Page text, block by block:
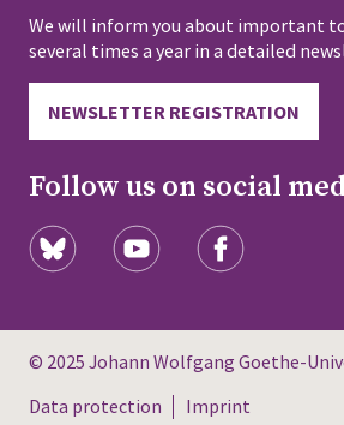
We will inform you about important
several times a year in a detailed
NEWSLETTER REGISTRATION
Follow us on social
© 2025 Johann Wolfgang Goethe-
Data protection
Imprint